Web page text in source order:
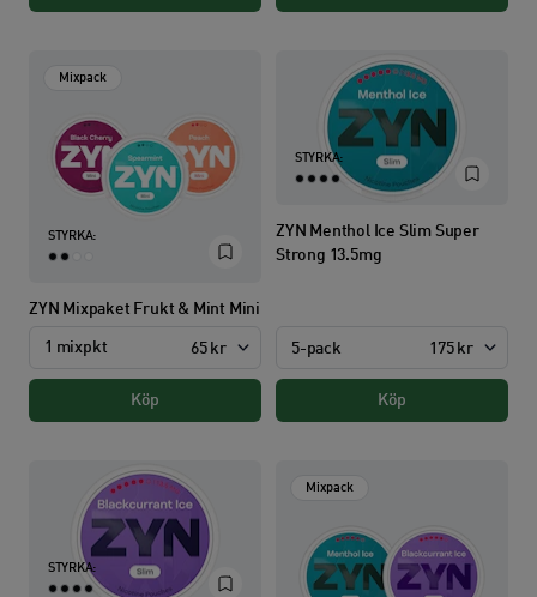
STYRKA:
ZYN Mixpaket Frukt & Mint Mini
Mixpack
1 mixpkt 65 kr
Köp
STYRKA:
ZYN Menthol Ice Slim Super
Strong 13.5mg
5-pack 175 kr
Köp
STYRKA:
Mixpack